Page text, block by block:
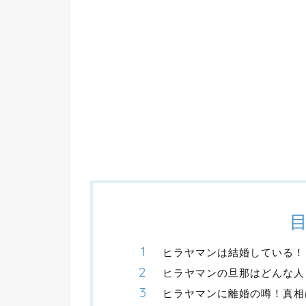
ヒラヤマンは結婚している！
ヒラヤマンの旦那はどんな人
ヒラヤマンに離婚の噂！真相